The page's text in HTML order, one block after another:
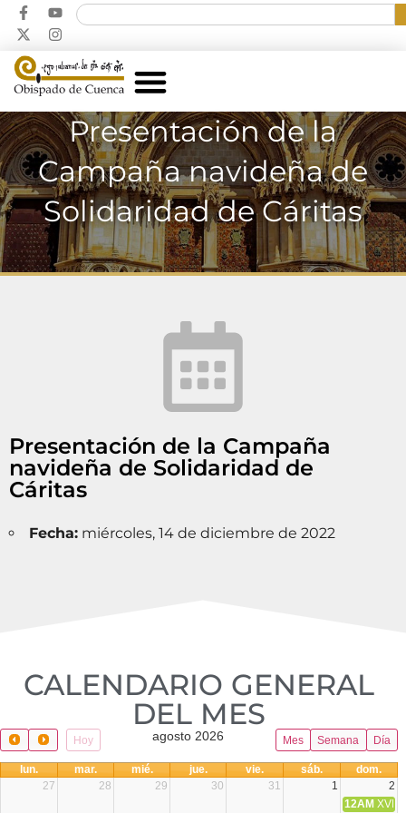
Presentación de la
Campaña navideña de
Solidaridad de Cáritas
Presentación de la Campaña
navideña de Solidaridad de
Cáritas
Fecha: miércoles, 14 de diciembre de 2022
CALENDARIO GENERAL
DEL MES​
Hoy Mes Semana Día
agosto 2026
lun. mar. mié. jue. vie. sáb.
dom.
27
28 29 30 31 1
2
12AM XVIII